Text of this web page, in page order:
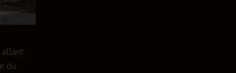
allant
du